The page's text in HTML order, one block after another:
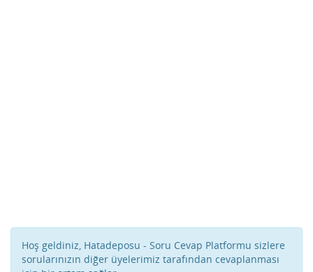
Hoş geldiniz, Hatadeposu - Soru Cevap Platformu sizlere
sorularınızın diğer üyelerimiz tarafından cevaplanması